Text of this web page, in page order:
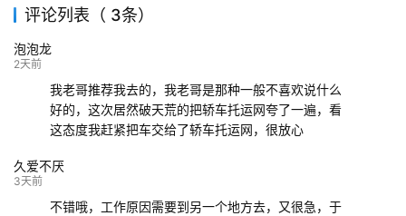
139****9233
评论列表（ 3条）
泡泡龙
2天前
我老哥推荐我去的，我老哥是那种一般不喜欢说什么
好的，这次居然破天荒的把轿车托运网夸了一遍，看
这态度我赶紧把车交给了轿车托运网，很放心
久爱不厌
3天前
不错哦，工作原因需要到另一个地方去，又很急，于